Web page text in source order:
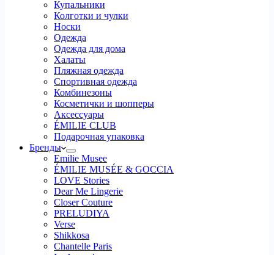
Купальники
Колготки и чулки
Носки
Одежда
Одежда для дома
Халаты
Пляжная одежда
Спортивная одежда
Комбинезоны
Косметички и шопперы
Аксессуары
ÉMILIE CLUB
Подарочная упаковка
Бренды
Emilie Musee
ÉMILIE MUSÉE & GOCCIA
LOVE Stories
Dear Me Lingerie
Closer Couture
PRELUDIYA
Verse
Shikkosa
Chantelle Paris